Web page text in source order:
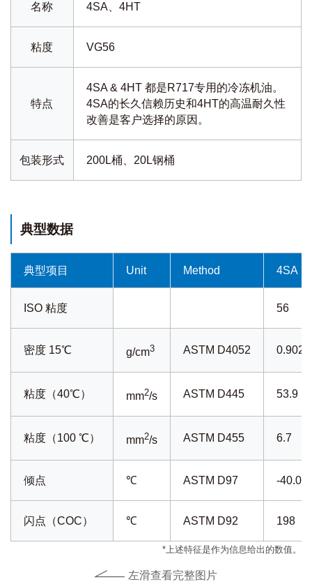
名称 4SA、4HT
粘度 VG56
特点
4SA & 4HT 都是R717专用的冷冻机油。
4SA的长久信赖历史和4HT的高温耐久性
改善是客户选择的原因。
包装形式 200L桶、20L钢桶
典型数据
典型项目 Unit Method 4SA
ISO 粘度 56
密度 15℃ g/cm3 ASTM D4052 0.902
粘度（40℃） mm2/s ASTM D445 53.9
粘度（100 ℃） mm2/s ASTM D455 6.7
倾点 ℃ ASTM D97 -40.0
闪点（COC） ℃ ASTM D92 198
*上述特征是作为信息给出的数值。
左滑查看完整图片